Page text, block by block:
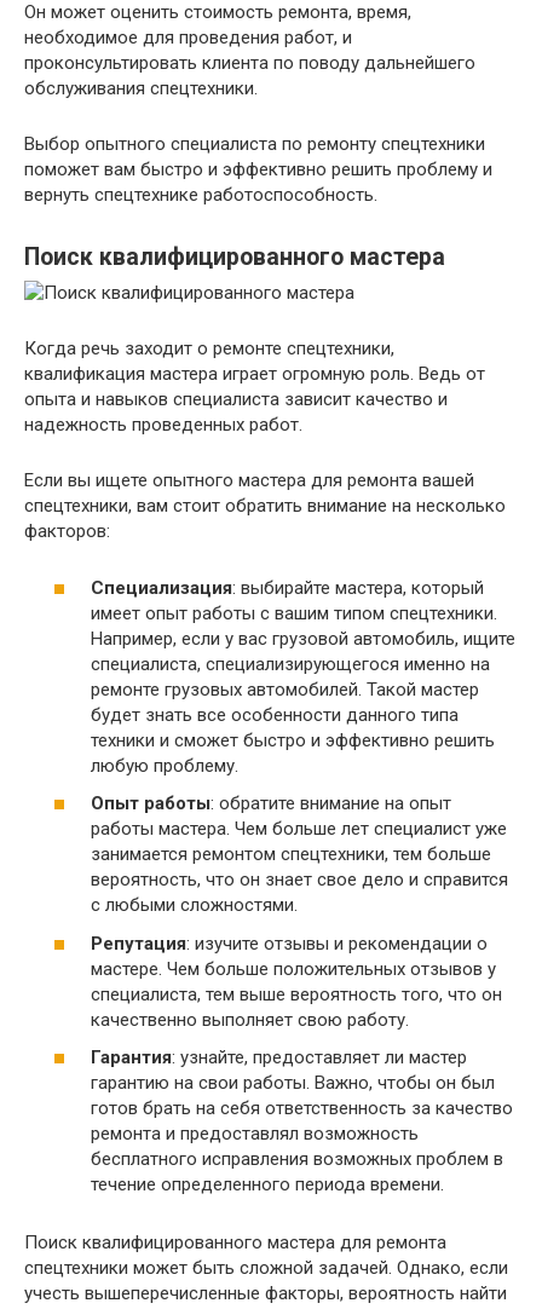
Он может оценить стоимость ремонта, время,
необходимое для проведения работ, и
проконсультировать клиента по поводу дальнейшего
обслуживания спецтехники.
Выбор опытного специалиста по ремонту спецтехники
поможет вам быстро и эффективно решить проблему и
вернуть спецтехнике работоспособность.
Поиск квалифицированного мастера
Когда речь заходит о ремонте спецтехники,
квалификация мастера играет огромную роль. Ведь от
опыта и навыков специалиста зависит качество и
надежность проведенных работ.
Если вы ищете опытного мастера для ремонта вашей
спецтехники, вам стоит обратить внимание на несколько
факторов:
Специализация: выбирайте мастера, который
имеет опыт работы с вашим типом спецтехники.
Например, если у вас грузовой автомобиль, ищите
специалиста, специализирующегося именно на
ремонте грузовых автомобилей. Такой мастер
будет знать все особенности данного типа
техники и сможет быстро и эффективно решить
любую проблему.
Опыт работы: обратите внимание на опыт
работы мастера. Чем больше лет специалист уже
занимается ремонтом спецтехники, тем больше
вероятность, что он знает свое дело и справится
с любыми сложностями.
Репутация: изучите отзывы и рекомендации о
мастере. Чем больше положительных отзывов у
специалиста, тем выше вероятность того, что он
качественно выполняет свою работу.
Гарантия: узнайте, предоставляет ли мастер
гарантию на свои работы. Важно, чтобы он был
готов брать на себя ответственность за качество
ремонта и предоставлял возможность
бесплатного исправления возможных проблем в
течение определенного периода времени.
Поиск квалифицированного мастера для ремонта
спецтехники может быть сложной задачей. Однако, если
учесть вышеперечисленные факторы, вероятность найти